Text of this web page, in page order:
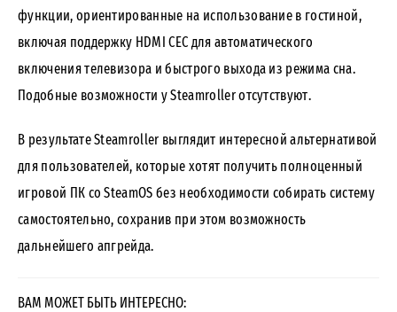
функции, ориентированные на использование в гостиной,
включая поддержку HDMI CEC для автоматического
включения телевизора и быстрого выхода из режима сна.
Подобные возможности у Steamroller отсутствуют.
В результате Steamroller выглядит интересной альтернативой
для пользователей, которые хотят получить полноценный
игровой ПК со SteamOS без необходимости собирать систему
самостоятельно, сохранив при этом возможность
дальнейшего апгрейда.
ВАМ МОЖЕТ БЫТЬ ИНТЕРЕСНО: